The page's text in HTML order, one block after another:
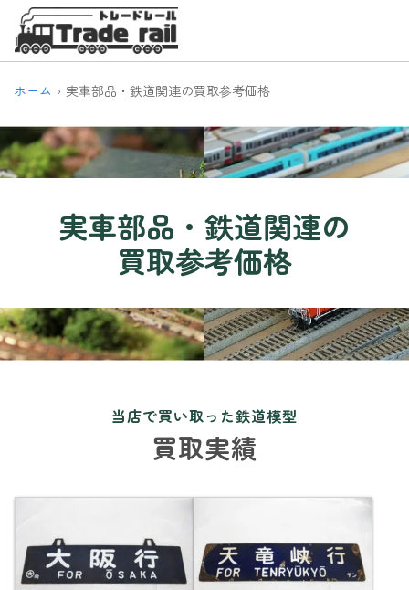
ホーム 実車部品・鉄道関連の買取参考価格
実車部品・鉄道関連の
買取参考価格
当店で買い取った鉄道模型
買取実績